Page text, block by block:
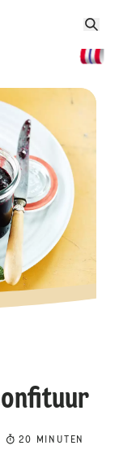
5.0. Click to rate.
20 MINUTEN